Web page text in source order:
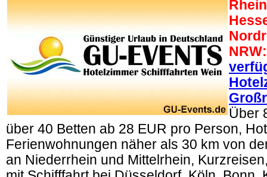
NRW:
Über
über 40 Betten ab 28 EUR pro Person,
Ferienwohnungen näher als 30 km von
an Niederrhein und Mittelrhein,